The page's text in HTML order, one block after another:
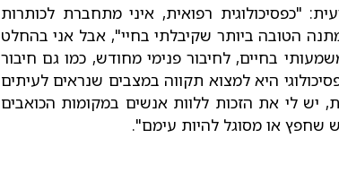
"כפסיכולוגית רפואית, איני מתחברת לכותרות
הטובה ביותר שקיבלתי בחיי", אבל אני בהחלט
בחיים, לחיבור פנימי מחודש, כמו גם חיבור
היא למצוא תקווה במצבים שנראים לעיתים
לי את הזכות ללוות אנשים במקומות הכואבים
שחפץ או מסוגל להיות עימם".